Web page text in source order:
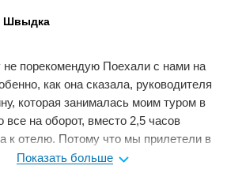
Швыдка
не порекомендую Поехали с нами на
как она сказала, руководителя
которая занималась моим туром в
на оборот, вместо 2,5 часов
к отелю. Потому что мы прилетели в
Албанию. Доплатили за номер, чтоб
Показать больше